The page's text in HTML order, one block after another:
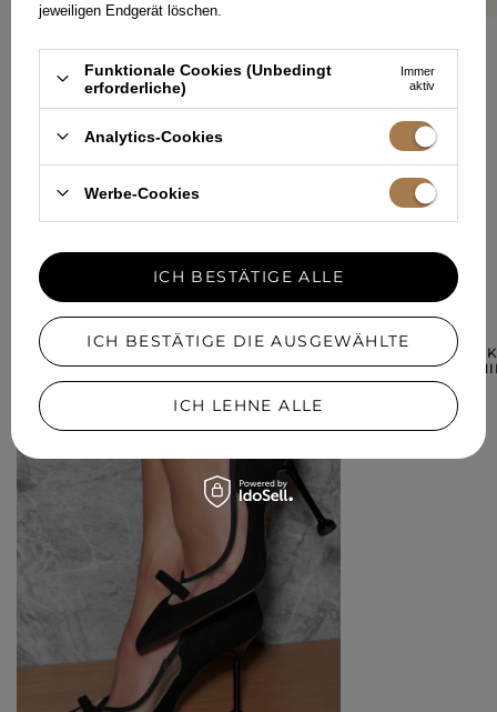
Für Ihre Bewertung erhalten Sie
15 Pkt.
in unserem Treueprogramm.
IN EINER ÄHNLICHEN FARBE
CYNTHIA
SCHWARZER
jeweiligen Endgerät löschen.
Funktionale Cookies (Unbedingt
erforderliche)
Immer
aktiv
Analytics-Cookies
Werbe-Cookies
ICH BESTÄTIGE DIE AUSGEWÄHLTE
ICH LEHNE ALLE
ICH BESTÄTIGE ALLE